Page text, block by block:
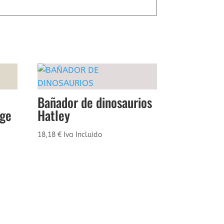
Bañador de dinosaurios
Hatley
18,18€ Iva Incluido